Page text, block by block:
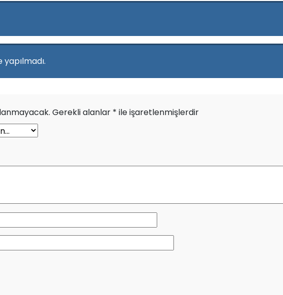
Gerekli alanlar * ile işaretlenmişlerdir